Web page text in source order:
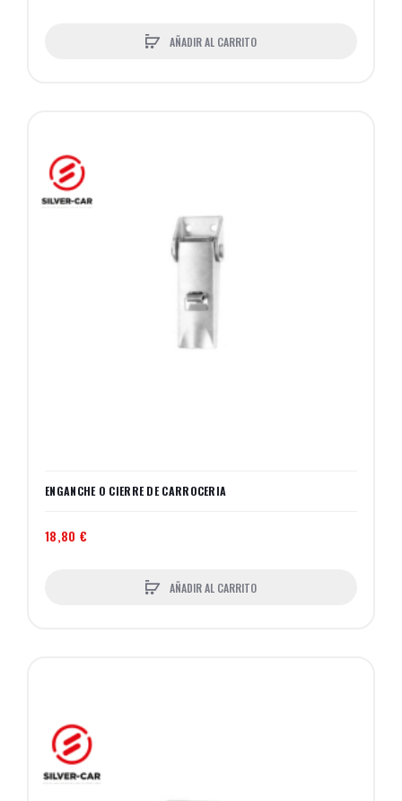
AÑADIR AL CARRITO
ENGANCHE O CIERRE DE CARROCERIA
18,80 €
AÑADIR AL CARRITO